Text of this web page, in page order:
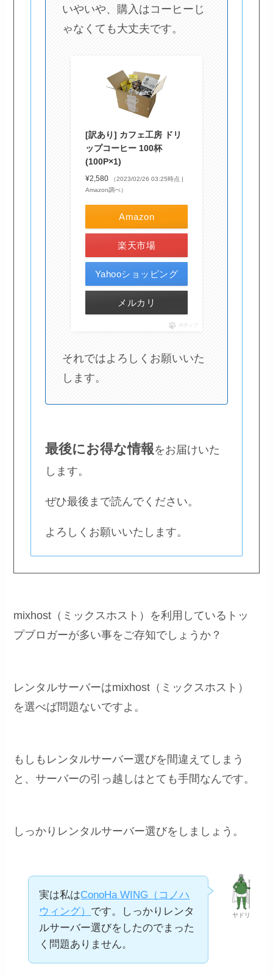
いやいや、購入はコーヒーじ
ゃなくても大丈夫です。
[訳あり] カフェ工房 ドリ
ップコーヒー 100杯
(100P×1)
¥2,580
（2023/02/26 03:25時点 |
Amazon調べ）
Amazon
楽天市場
Yahooショッピング
メルカリ
ポチップ
それではよろしくお願いいた
します。
最後にお得な情報をお届けいた
します。
ぜひ最後まで読んでください。
よろしくお願いいたします。
mixhost（ミックスホスト）を利用しているトッ
プブロガーが多い事をご存知でしょうか？
レンタルサーバーはmixhost（ミックスホスト）
を選べば問題ないですよ。
もしもレンタルサーバー選びを間違えてしまう
と、サーバーの引っ越しはとても手間なんです。
しっかりレンタルサーバー選びをしましょう。
ヤドリ
実は私はConoHa WING（コノハ
ウィング） です。しっかりレンタ
ルサーバー選びをしたのでまった
く問題ありません。